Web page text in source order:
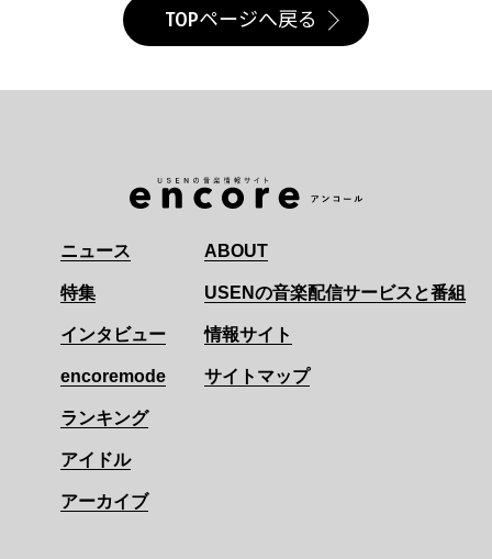
TOPページへ戻る
ニュース
特集
インタビュー
encoremode
ランキング
アイドル
アーカイブ
ABOUT
USENの音楽配信サービスと番組
情報サイト
サイトマップ